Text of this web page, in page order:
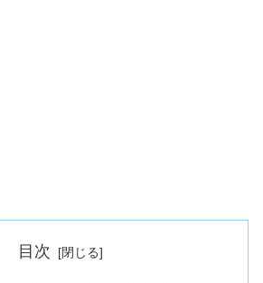
目次